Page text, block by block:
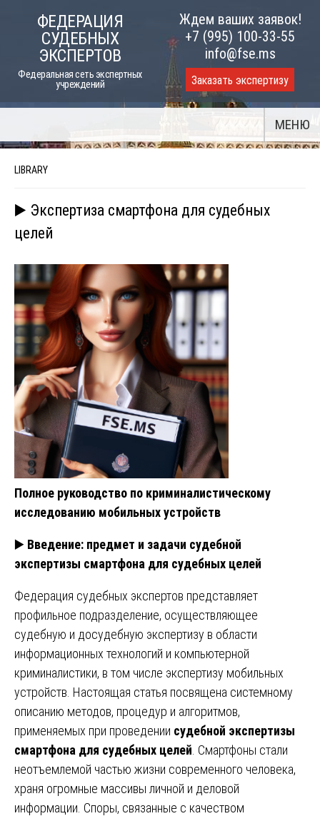
ФЕДЕРАЦИЯ
СУДЕБНЫХ
ЭКСПЕРТОВ
Федеральная сеть экспертных
учреждений
Ждем ваших заявок!
+7 (995) 100-33-55
info@fse.ms
Заказать экспертизу
МЕНЮ
LIBRARY
▶️ Экспертиза смартфона для судебных
целей
Полное руководство по криминалистическому
исследованию мобильных устройств
▶️ Введение: предмет и задачи судебной
экспертизы смартфона для судебных целей
Федерация судебных экспертов представляет
профильное подразделение, осуществляющее
судебную и досудебную экспертизу в области
информационных технологий и компьютерной
криминалистики, в том числе экспертизу мобильных
устройств. Настоящая статья посвящена системному
описанию методов, процедур и алгоритмов,
применяемых при проведении судебной экспертизы
смартфона для судебных целей . Смартфоны стали
неотъемлемой частью жизни современного человека,
храня огромные массивы личной и деловой
информации. Споры, связанные с качеством